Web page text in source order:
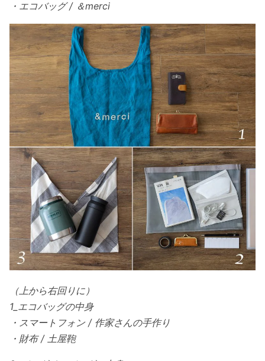
・エコバッグ / ＆merci
（上から右回りに）
1_エコバッグの中身
・スマートフォン / 作家さんの手作り
・財布 / 土屋鞄